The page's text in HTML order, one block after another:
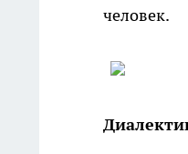
человек.